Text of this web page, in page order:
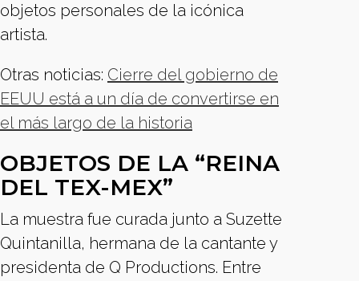
objetos personales de la icónica
artista.
Otras noticias: Cierre del gobierno de
EEUU está a un día de convertirse en
el más largo de la historia
OBJETOS DE LA “REINA
DEL TEX-MEX”
La muestra fue curada junto a Suzette
Quintanilla, hermana de la cantante y
presidenta de Q Productions. Entre